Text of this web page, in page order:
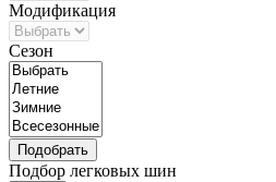
Модификация
Сезон
Подбор легковых шин